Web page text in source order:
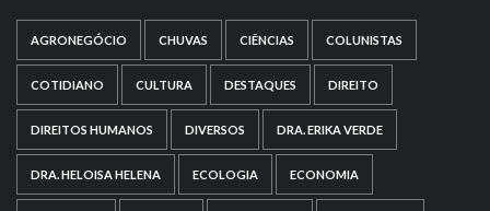
AGRONEGÓCIO CHUVAS CIÊNCIAS COLUNISTAS
COTIDIANO CULTURA DESTAQUES DIREITO
DIREITOS HUMANOS DIVERSOS DRA. ERIKA VERDE
DRA. HELOISA HELENA ECOLOGIA ECONOMIA